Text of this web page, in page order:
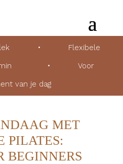
plek • Flexibele
65 min • Voor
van je dag
MET
PILATES:
BEGINNERS